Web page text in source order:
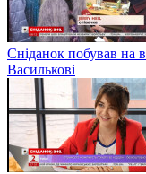
Сніданок побував на
Василькові